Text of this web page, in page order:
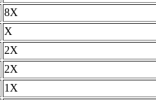
8X
X
2X
2X
1X